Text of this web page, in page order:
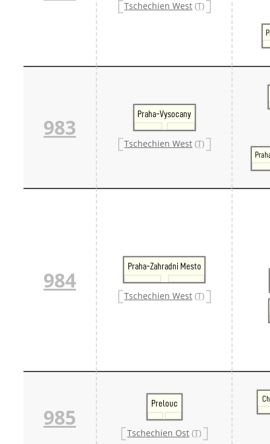
Tschechien West (T)
983
Praha-Vysocany
Tschechien West (T)
984
Praha-Zahradni Mesto
Tschechien West (T)
985
Prelouc
Tschechien Ost (T)